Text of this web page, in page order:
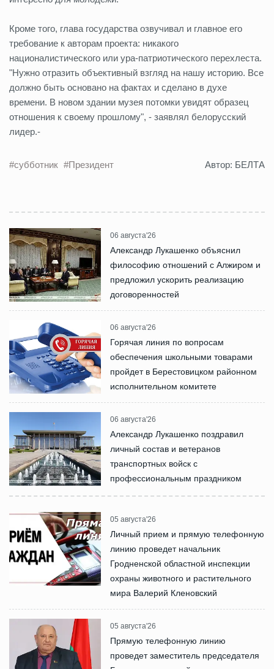
Кроме того, глава государства озвучивал и главное его
требование к авторам проекта: никакого
националистического или ура-патриотического перехлеста.
"Нужно отразить объективный взгляд на нашу историю. Все
должно быть основано на фактах и сделано в духе
времени. В новом здании музея потомки увидят образец
отношения к своему прошлому", - заявлял белорусский
лидер.-
#субботник #Президент Автор: БЕЛТА
06 августа'26
Александр Лукашенко объяснил
философию отношений с Алжиром и
предложил ускорить реализацию
договоренностей
06 августа'26
Горячая линия по вопросам
обеспечения школьными товарами
пройдет в Берестовицком районном
исполнительном комитете
06 августа'26
Александр Лукашенко поздравил
личный состав и ветеранов
транспортных войск с
профессиональным праздником
05 августа'26
Личный прием и прямую телефонную
линию проведет начальник
Гродненской областной инспекции
охраны животного и растительного
мира Валерий Кленовский
05 августа'26
Прямую телефонную линию
проведет заместитель председателя